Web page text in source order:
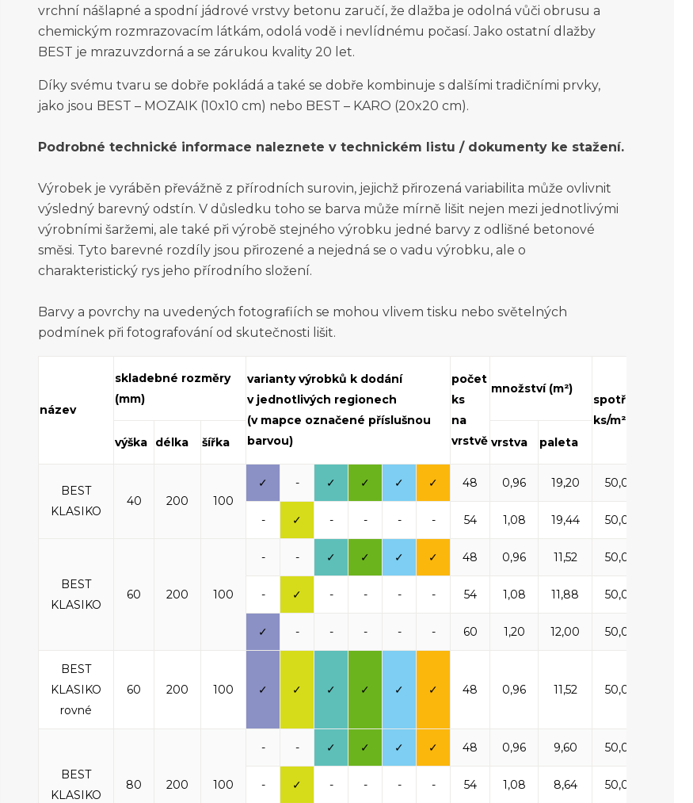
vrchní nášlapné a spodní jádrové vrstvy betonu zaručí, že dlažba je odolná vůči obrusu a
chemickým rozmrazovacím látkám, odolá vodě i nevlídnému počasí. Jako ostatní dlažby
BEST je mrazuvzdorná a se zárukou kvality 20 let.
Díky svému tvaru se dobře pokládá a také se dobře kombinuje s dalšími tradičními prvky,
jako jsou BEST – MOZAIK (10x10 cm) nebo BEST – KARO (20x20 cm).
Podrobné technické informace naleznete v technickém listu / dokumenty ke stažení.
Výrobek je vyráběn převážně z přírodních surovin, jejichž přirozená variabilita může ovlivnit
výsledný barevný odstín. V důsledku toho se barva může mírně lišit nejen mezi jednotlivými
výrobními šaržemi, ale také při výrobě stejného výrobku jedné barvy z odlišné betonové
směsi. Tyto barevné rozdíly jsou přirozené a nejedná se o vadu výrobku, ale o
charakteristický rys jeho přírodního složení.
Barvy a povrchy na uvedených fotografiích se mohou vlivem tisku nebo světelných
podmínek při fotografování od skutečnosti lišit.
název
skladebné rozměry
(mm)
varianty výrobků k dodání
v jednotlivých regionech
(v mapce označené příslušnou
barvou)
počet
ks
na
vrstvě
množství (m²)
spotřeba
ks/m²
výška délka šířka vrstva paleta
BEST
KLASIKO
40 200 100
✓ - ✓ ✓ ✓ ✓ 48 0,96 19,20 50,00
- ✓ - - - - 54 1,08 19,44 50,00
BEST
KLASIKO
60 200 100
- - ✓ ✓ ✓ ✓ 48 0,96 11,52 50,00
- ✓ - - - - 54 1,08 11,88 50,00
✓ - - - - - 60 1,20 12,00 50,00
BEST
KLASIKO
rovné
60 200 100 ✓ ✓ ✓ ✓ ✓ ✓ 48 0,96 11,52 50,00
BEST
KLASIKO
80 200 100
- - ✓ ✓ ✓ ✓ 48 0,96 9,60 50,00
- ✓ - - - - 54 1,08 8,64 50,00